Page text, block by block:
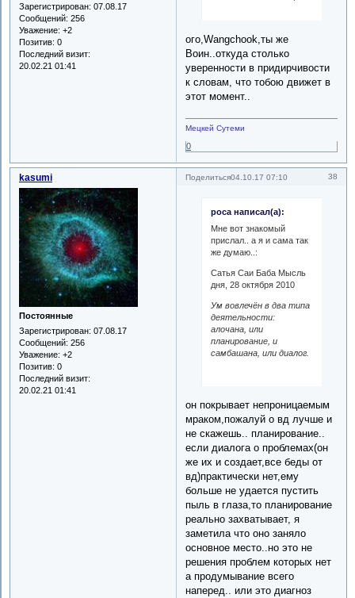
Зарегистрирован: 07.08.17
Сообщений: 256
Уважение: +2
Позитив: 0
Последний визит:
20.02.21 01:41
ого,Wangchook,ты же
Воин..откуда столько
уверенности в придирчивости
к словам, что тобою движет в
этот момент..
Мецкей Сутеми
0
Поделиться 38
04.10.17 07:10
kasumi
Постоянные
Зарегистрирован: 07.08.17
Сообщений: 256
Уважение: +2
Позитив: 0
Последний визит:
20.02.21 01:41
роса написал(а):
Мне вот знакомый
прислал.. а я и сама так
же думаю..:
Сатья Саи Баба Мысль
дня, 28 октября 2010
Ум вовлечён в два типа
деятельности:
aлочана, или
планирование, и
cамбашана, или диалог.
он покрывает непроницаемым
мраком,пожалуй о вд лучше и
не скажешь.. планирование..
если диалога о проблемах(он
же их и создает,все беды от
вд)практически нет,ему
больше не удается пустить
пыль в глаза,то планирование
реально захватывает, я
заметила что оно заняло
основное место..но это не
решения проблем которых нет
а продумывание всего
наперед.. или это диагноз